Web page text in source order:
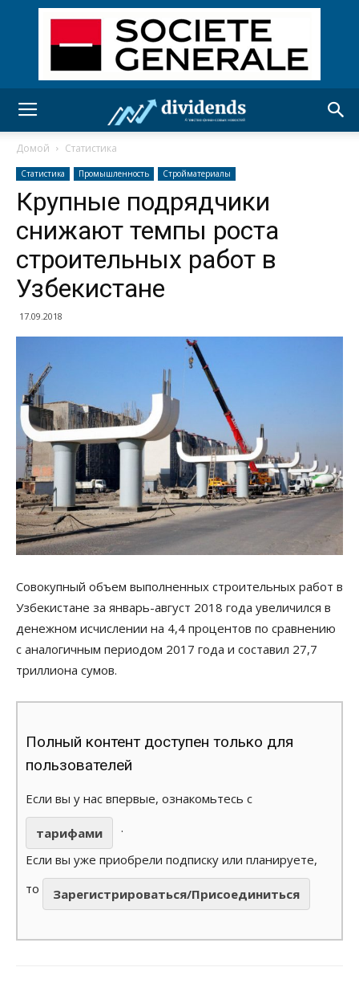
Домой Статистика
Статистика Промышленность Стройматериалы
Крупные подрядчики
снижают темпы роста
строительных работ в
Узбекистане
17.09.2018
Совокупный объем выполненных строительных работ в
Узбекистане за январь-август 2018 года увеличился в
денежном исчислении на 4,4 процентов по сравнению
с аналогичным периодом 2017 года и составил 27,7
триллиона сумов.
Полный контент доступен только для
пользователей
Если вы у нас впервые, ознакомьтесь с
тарифами
.
Если вы уже приобрели подписку или планируете,
то
Зарегистрироваться/Присоединиться